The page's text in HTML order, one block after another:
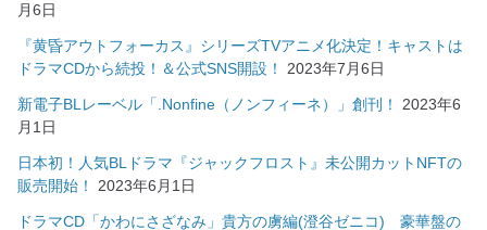
月6日
『黄昏アウトフォーカス』シリーズTVアニメ化決定！キャストは
ドラマCDから続投！＆公式SNS開設！
2023年7月6日
新電子BLレーベル「.Nonfine（ノンフィーネ）」創刊！
2023年6
月1日
日本初！人気BLドラマ『ジャックフロスト』未公開カットNFTの
販売開始！
2023年6月1日
ドラマCD「かわにさざなみ」貴方の虜編(澄谷ゼニコ) 豪華盤の